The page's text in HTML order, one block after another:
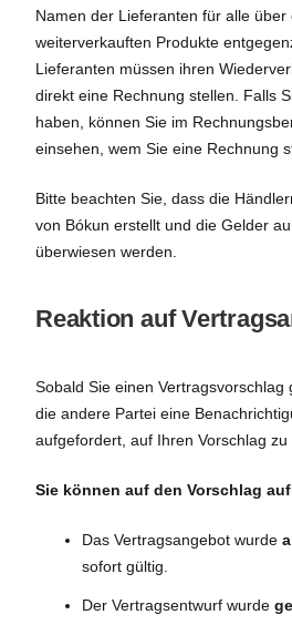
Namen der Lieferanten für alle
weiterverkauften Produkte
Lieferanten müssen ihren
direkt eine Rechnung stellen. Falls
haben, können Sie im
einsehen, wem Sie eine Rechnung
Bitte beachten Sie, dass die
von Bókun erstellt und die Gelder
überwiesen werden.
Reaktion auf
Sobald Sie einen
die andere Partei eine
aufgefordert, auf Ihren Vorschlag zu
Sie können auf den Vorschlag
Das Vertragsangebot wurde
sofort gültig.
Der Vertragsentwurf wurde